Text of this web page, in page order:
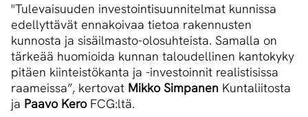
"Tulevaisuuden investointisuunnitelmat kunnissa
edellyttävät ennakoivaa tietoa rakennusten
kunnosta ja sisäilmasto-olosuhteista. Samalla on
tärkeää huomioida kunnan taloudellinen kantokyky
pitäen kiinteistökanta ja -investoinnit realistisissa
raameissa”, kertovat Mikko Simpanen Kuntaliitosta
ja Paavo KeroFCG:ltä.